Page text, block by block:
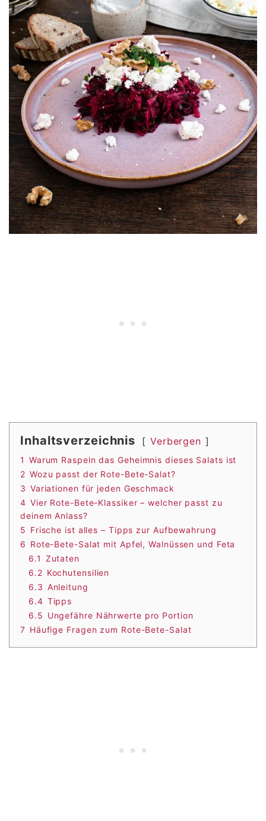
Inhaltsverzeichnis Verbergen
1 Warum Raspeln das Geheimnis dieses Salats ist
2 Wozu passt der Rote-Bete-Salat?
3 Variationen für jeden Geschmack
4 Vier Rote-Bete-Klassiker – welcher passt zu
deinem Anlass?
5 Frische ist alles – Tipps zur Aufbewahrung
6 Rote-Bete-Salat mit Apfel, Walnüssen und Feta
6.1 Zutaten
6.2 Kochutensilien
6.3 Anleitung
6.4 Tipps
6.5 Ungefähre Nährwerte pro Portion
7 Häufige Fragen zum Rote-Bete-Salat